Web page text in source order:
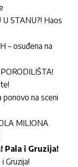
STANU?! Haos
– osuđena na
ponovo na sceni
MILIONA
Pala i Gruzija!
Gruzija!